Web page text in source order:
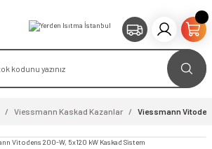
Viessmann Kaskad Kazanlar Viessmann